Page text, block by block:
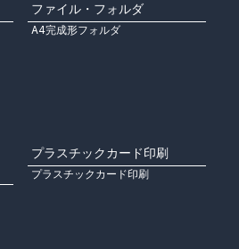
ファイル・フォルダ
A4完成形フォルダ
プラスチックカード印刷
プラスチックカード印刷